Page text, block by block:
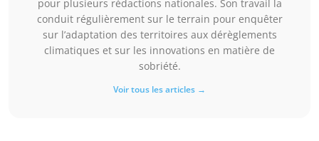
pour plusieurs rédactions nationales. Son travail la
conduit régulièrement sur le terrain pour enquêter
sur l’adaptation des territoires aux dérèglements
climatiques et sur les innovations en matière de
sobriété.
Voir tous les articles →